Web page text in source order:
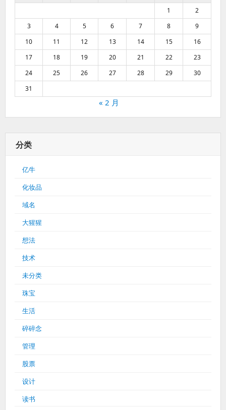
1
2
3
4 5 6 7 8
9
10
11 12 13 14 15
16
17
18 19 20 21 22
23
24
25 26 27 28 29
30
31
« 2 月
分类
亿牛
化妆品
域名
大猩猩
想法
技术
未分类
珠宝
生活
碎碎念
管理
股票
设计
读书